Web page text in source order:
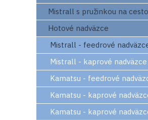
Mistrall s pružinkou na cesto
Hotové nadväzce
Mistrall - feedrové
Mistrall - kaprové nadväzce
Kamatsu - feedrové
Kamatsu - kaprové